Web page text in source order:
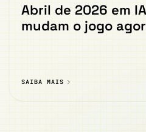
Abril de 2026 em
mudam o jogo
SAIBA MAIS